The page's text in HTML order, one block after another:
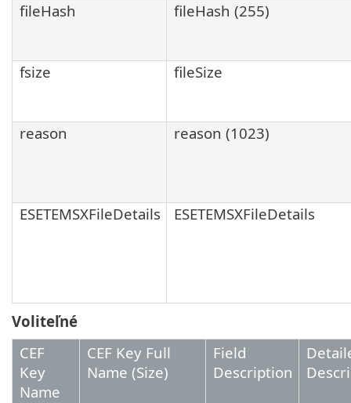
fileHash fileHash (255)
fsize fileSize
reason reason (1023)
ESETEMSXFileDetails ESETEMSXFileDetails
Voliteľné
CEF
Key
Name
CEF Key Full
Name (Size)
Field
Description